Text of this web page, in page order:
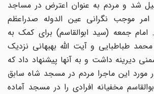
شد و مردم به عنوان اعترض در مساجد
موجب نگرانی عین الدوله صدراعظم
جمعه (سید ابوالقاسم) برای کمک به
طباطبایی و آیت الله بهبهانی نزدیک
دیرینه داشت و به آنها پیشنهاد داد که
این ماجرا مردم در مسجد شاه سابق
مخفیانه افرادی را در مسجد آماده